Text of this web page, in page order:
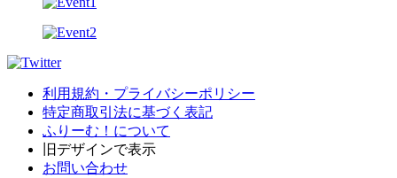
利用規約・プライバシーポリシー
特定商取引法に基づく表記
ふりーむ！について
旧デザインで表示
お問い合わせ